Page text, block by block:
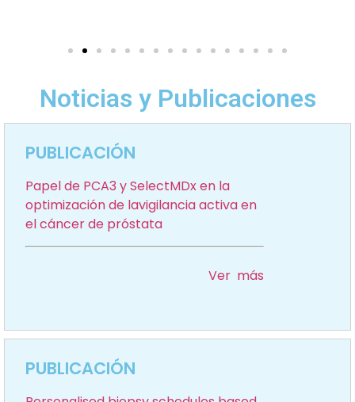
Noticias y Publicaciones
PUBLICACIÓN
Papel de PCA3 y SelectMDx en la
optimización de lavigilancia activa en
el cáncer de próstata
Ver más
PUBLICACIÓN